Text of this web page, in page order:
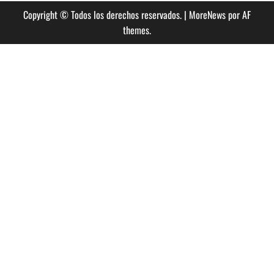
Copyright © Todos los derechos reservados. | MoreNewspor AF
themes.